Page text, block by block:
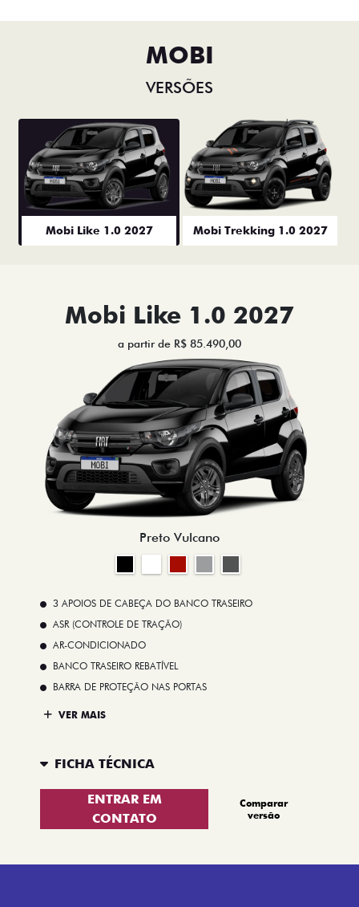
MOBI
VERSÕES
Mobi Like 1.0 2027 Mobi Trekking 1.0 2027
Mobi Like 1.0 2027
a partir de R$ 85.490,00
Preto Vulcano
3 APOIOS DE CABEÇA DO BANCO TRASEIRO
ASR (CONTROLE DE TRAÇÃO)
AR-CONDICIONADO
BANCO TRASEIRO REBATÍVEL
BARRA DE PROTEÇÃO NAS PORTAS
VER MAIS
FICHA TÉCNICA
ENTRAR EM
CONTATO
Comparar
versão